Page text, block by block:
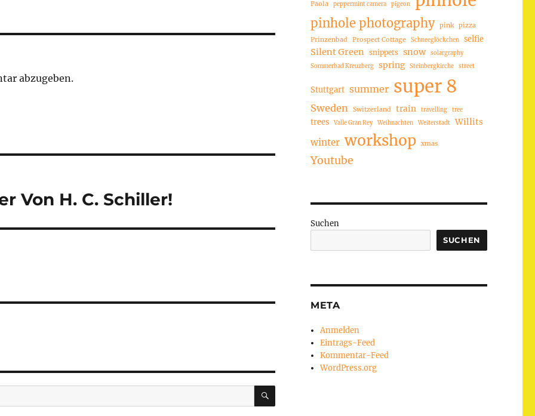
abzugeben.
Von H. C. Schiller!
SUCHEN
Paola peppermint camera pigeon
pinhole photography pink pizza
Prinzenbad
Prospect Cottage Schneeglöckchen selfie
Silent Green snippets snow
solargraphy
Sommerbad Kreuzberg
spring Steinbergkirche street
Stuttgart summer super 8
Sweden Switzerland train travelling tree
trees Valle Gran Rey Weihnachten Weiterstadt Willits
winter workshop xmas
Youtube
Suchen
SUCHEN
META
Anmelden
Eintrags-Feed
Kommentar-Feed
WordPress.org